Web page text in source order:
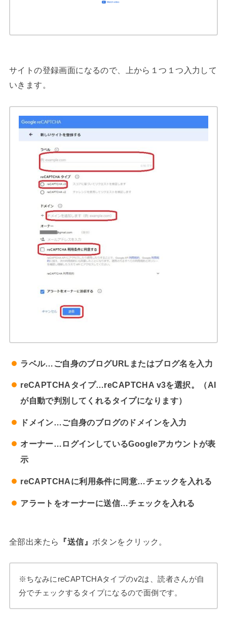
サイトの登録画面になるので、上から１つ１つ入力して
いきます。
ラベル…ご自身のブログURLまたはブログ名を入力
reCAPTCHAタイプ…reCAPTCHA v3を選択。（AI
が自動で判別してくれるタイプになります）
ドメイン…ご自身のブログのドメインを入力
オーナー…ログインしているGoogleアカウントが表
示
reCAPTCHAに利用条件に同意…チェックを入れる
アラートをオーナーに送信…チェックを入れる
全部出来たら 『送信』 ボタンをクリック。
※ちなみにreCAPTCHAタイプのv2は、読者さんが自
分でチェックするタイプになるので面倒です。